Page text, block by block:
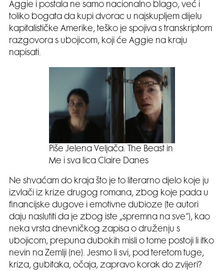
Aggie i postala ne samo nacionalno blago, već i
toliko bogata da kupi dvorac u najskupljem dijelu
kapitalističke Amerike, teško je spojiva s transkriptom
razgovora s ubojicom, koji će Aggie na kraju
napisati.
Piše Jelena Veljača: The Beast in
Me i sva lica Claire Danes
Ne shvaćam do kraja što je to literarno djelo koje ju
izvlači iz krize drugog romana, zbog koje pada u
financijske dugove i emotivne dubioze (te autori
daju naslutiti da je zbog iste „spremna na sve“), kao
neka vrsta dnevničkog zapisa o druženju s
ubojicom, prepuna dubokih misli o tome postoji li itko
nevin na Zemlji (ne). Jesmo li svi, pod teretom tuge,
kriza, gubitaka, očaja, zapravo korak do zvijeri?